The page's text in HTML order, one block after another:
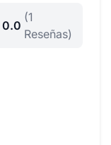
0.0
(1
Reseñas)